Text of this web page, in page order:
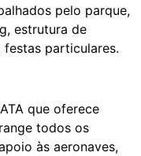
pelo parque,
estrutura de
festas particulares.
que oferece
todos os
às aeronaves,